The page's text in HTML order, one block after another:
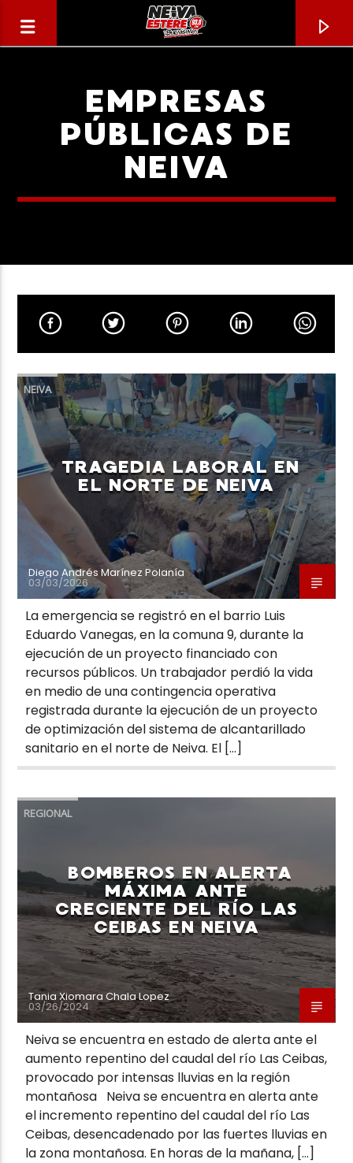
CANCIÓN ACTUAL
TÍTULO
Neiva Estereo
EMPRESAS
PÚBLICAS DE
NEIVA
NEIVA
TRAGEDIA LABORAL EN
EL NORTE DE NEIVA
Diego Andrés Marínez Polanía
03/03/2026
La emergencia se registró en el barrio Luis
Eduardo Vanegas, en la comuna 9, durante la
ejecución de un proyecto financiado con
recursos públicos. Un trabajador perdió la vida
en medio de una contingencia operativa
registrada durante la ejecución de un proyecto
de optimización del sistema de alcantarillado
sanitario en el norte de Neiva. El […]
REGIONAL
BOMBEROS EN ALERTA
MÁXIMA ANTE
CRECIENTE DEL RÍO LAS
CEIBAS EN NEIVA
Tania Xiomara Chala Lopez
03/26/2024
Neiva se encuentra en estado de alerta ante el
aumento repentino del caudal del río Las Ceibas,
provocado por intensas lluvias en la región
montañosa Neiva se encuentra en alerta ante
el incremento repentino del caudal del río Las
Ceibas, desencadenado por las fuertes lluvias en
la zona montañosa. En horas de la mañana, […]